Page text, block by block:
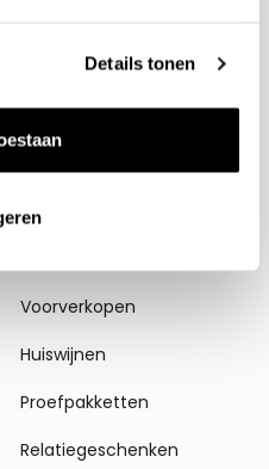
Details tonen
Thema's
Voorverkopen
Huiswijnen
Proefpakketten
Relatiegeschenken